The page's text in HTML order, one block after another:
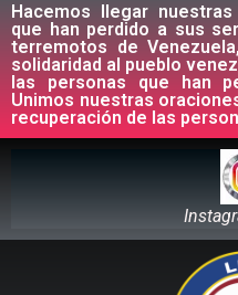
Hacemos llegar
que han perdido a sus
terremotos de
solidaridad al pueblo
las personas que han
Unimos nuestras
recuperación de las